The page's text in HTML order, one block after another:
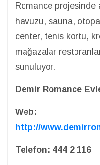
Romance projesinde
havuzu, sauna,
center, tenis kortu,
mağazalar
sunuluyor.
Demir Romance
Web:
http://
Telefon: 444 2 116